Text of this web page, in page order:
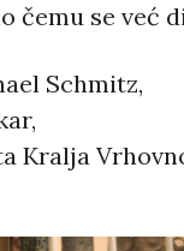
čemu se već
Schmitz,
Kralja